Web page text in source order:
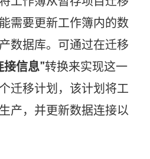
需要更新工作簿内的数
数据库。可通过在迁移
接信息”转换来实现这一
迁移计划，该计划将工
产，并更新数据连接以